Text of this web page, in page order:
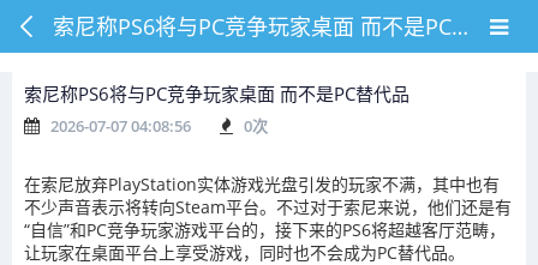
索尼称PS6将与PC竞争玩家桌面 而不是PC替代品
索尼称PS6将与PC竞争玩家桌面 而不是PC替代品
2026-07-07 04:08:56 0次
在索尼放弃PlayStation实体游戏光盘引发的玩家不满，其中也有
不少声音表示将转向Steam平台。不过对于索尼来说，他们还是有
“自信”和PC竞争玩家游戏平台的，接下来的PS6将超越客厅范畴，
让玩家在桌面平台上享受游戏，同时也不会成为PC替代品。